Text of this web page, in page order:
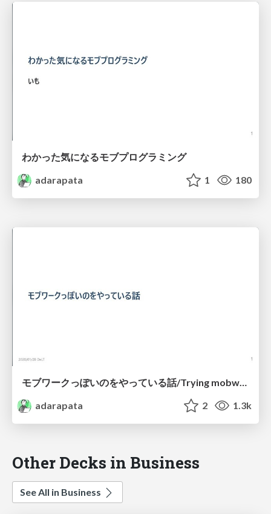
わかった気になるモブプログラミング
adarapata
1 180
モブワークっぽいのをやっている話/Trying mobwork
adarapata
2 1.3k
Other Decks in Business
See All in Business